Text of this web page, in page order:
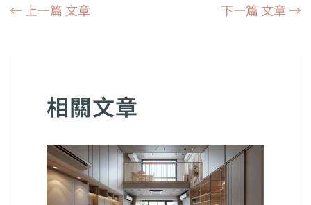
←上一篇 文章 下一篇 文章→
相關文章